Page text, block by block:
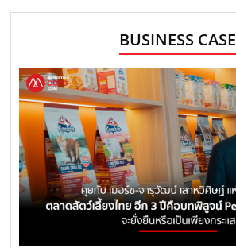
BUSINESS CASE